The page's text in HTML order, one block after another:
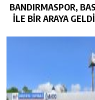
BANDIRMASPOR,
İLE BİR ARAYA